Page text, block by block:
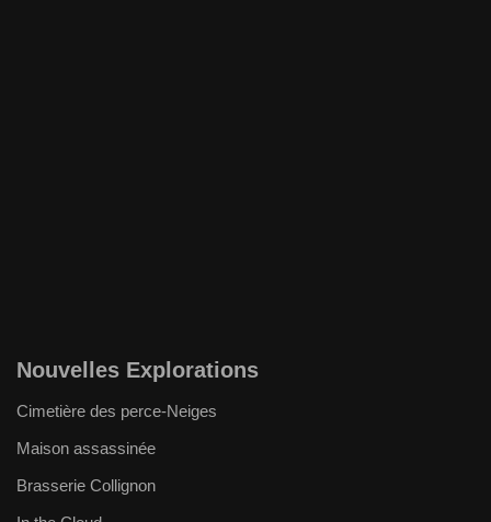
Nouvelles Explorations
Cimetière des perce-Neiges
Maison assassinée
Brasserie Collignon